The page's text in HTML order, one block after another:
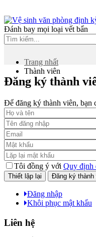
Đánh bay mọi loại vết bẩn
Trang nhất
Thành viên
Đăng ký thành
Để đăng ký thành viên, bạn
Tôi đồng ý với Quy định
Đăng nhập
Khôi phục mật khẩu
Liên hệ